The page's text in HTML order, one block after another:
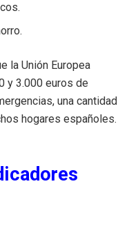
la Unión Europea
y 3.000 euros de
una cantidad
hogares españoles.